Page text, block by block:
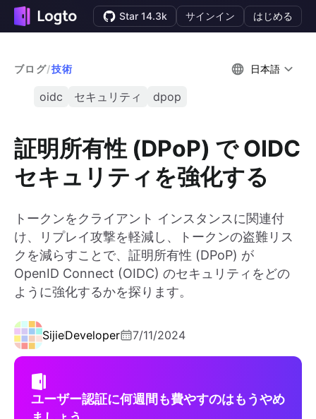
Star 14.3k サインイン はじめる
ブログ/技術 日本語
oidc セキュリティ dpop
証明所有性 (DPoP) で OIDC
セキュリティを強化する
トークンをクライアント インスタンスに関連付
け、リプレイ攻撃を軽減し、トークンの盗難リス
クを減らすことで、証明所有性 (DPoP) が
OpenID Connect (OIDC) のセキュリティをどの
ように強化するかを探ります。
SijieDeveloper 7/11/2024
ユーザー認証に何週間も費やすのはもうやめ